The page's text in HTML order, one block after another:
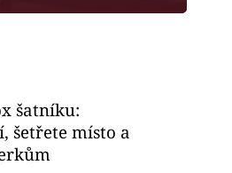
šatníku:
šetřete místo a